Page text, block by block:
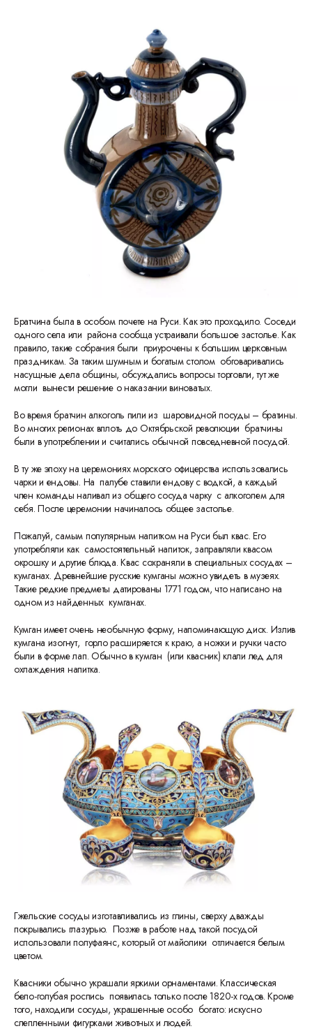
Братчина была в особом почете на Руси. Как это проходило. Соседи
одного села или района сообща устраивали большое застолье. Как
правило, такие собрания были приурочены к большим церковным
праздникам. За таким шумным и богатым столом обговаривались
насущные дела общины, обсуждались вопросы торговли, тут же
могли вынести решение о наказании виноватых.
Во время братчин алкоголь пили из шаровидной посуды – братины.
Во многих регионах вплоть до Октябрьской революции братчины
были в употреблении и считались обычной повседневной посудой.
В ту же эпоху на церемониях морского офицерства использовались
чарки и ендовы. На палубе ставили ендову с водкой, а каждый
член команды наливал из общего сосуда чарку с алкоголем для
себя. После церемонии начиналось общее застолье.
Пожалуй, самым популярным напитком на Руси был квас. Его
употребляли как самостоятельный напиток, заправляли квасом
окрошку и другие блюда. Квас сохраняли в специальных сосудах –
кумганах. Древнейшие русские кумганы можно увидеть в музеях.
Такие редкие предметы датированы 1771 годом, что написано на
одном из найденных кумганах.
Кумган имеет очень необычную форму, напоминающую диск. Излив
кумгана изогнут, горло расширяется к краю, а ножки и ручки часто
были в форме лап. Обычно в кумган (или квасник) клали лед для
охлаждения напитка.
Гжельские сосуды изготавливались из глины, сверху дважды
покрывались глазурью. Позже в работе над такой посудой
использовали полуфаянс, который от майолики отличается белым
цветом.
Квасники обычно украшали яркими орнаментами. Классическая
бело-голубая роспись появилась только после 1820-х годов. Кроме
того, находили сосуды, украшенные особо богато: искусно
слепленными фигурками животных и людей.